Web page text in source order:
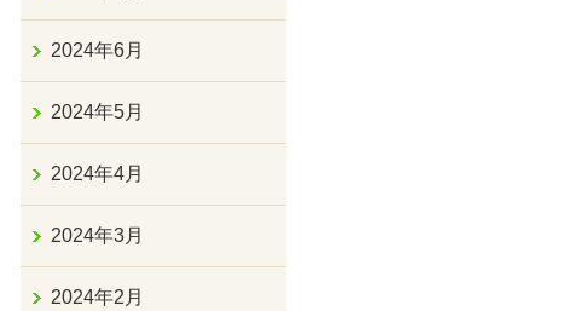
2024年6月
2024年5月
2024年4月
2024年3月
2024年2月